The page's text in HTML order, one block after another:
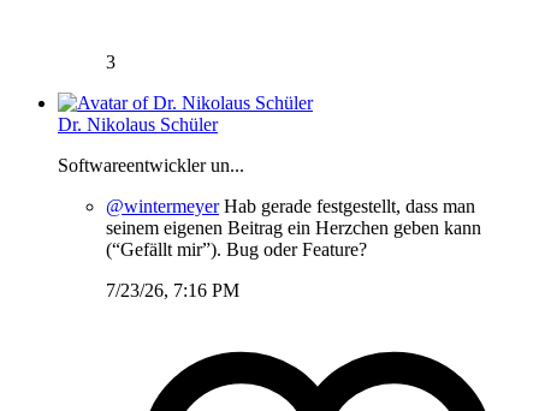
3
Dr. Nikolaus Schüler
Softwareentwickler un...
@wintermeyerHab gerade festgestellt, dass man
seinem eigenen Beitrag ein Herzchen geben kann
(“Gefällt mir”). Bug oder Feature?
7/23/26, 7:16 PM